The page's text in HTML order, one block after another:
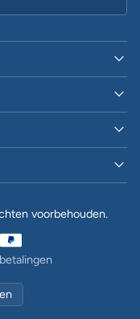
voorbehouden.